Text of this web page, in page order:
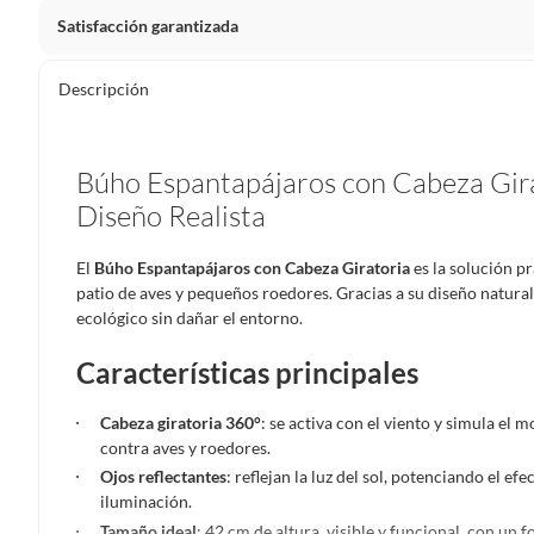
Satisfacción garantizada
Debe estar en perfecto estado, con todas sus etiquetas,
Productos que, por su naturaleza, no puedan ser devueltos,
Confeccionados a la medida.
De uso personal.
En sodimac.cl te damos30 días desde que recibes el
etiquetas y sin uso, tal como te lo entregamos.
programas para el computador.
Productos a pedido o confeccionados a medida.
Productos que han sido informados como
remanufacturados o con alguna deficiencia, que sean
Alimentos, bebidas, medicamentos, suplementos
Pinturas de un color a solicitud.
Descripción
Búho Espantapájaros con Cabeza
Diseño Realista
El Búho Espantapájaros con Cabeza Giratoriaes la solución
patio de aves y pequeños roedores. Gracias a su diseño
ecológico sin dañar el entorno.
Características principales
Cabeza giratoria 360°: se activa con el viento y simula el
contra aves y roedores.
Ojos reflectantes: reflejan la luz del sol, potenciando el
iluminación.